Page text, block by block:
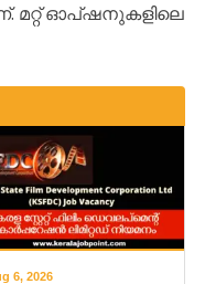
മറ്റ് ഓപ്ഷനുകളിലെ
6, 2026